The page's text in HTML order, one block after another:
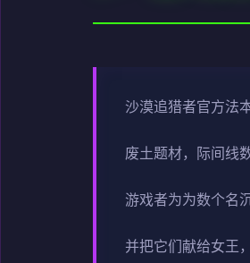
沙漠追猎者官方法
废土题材，际间线
游戏者为为数个名
并把它们献给女王